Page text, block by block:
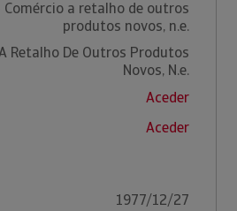
Comércio a retalho de outros
produtos novos, n.e.
Retalho De Outros Produtos
Novos, N.e.
Aceder
Aceder
1977/12/27